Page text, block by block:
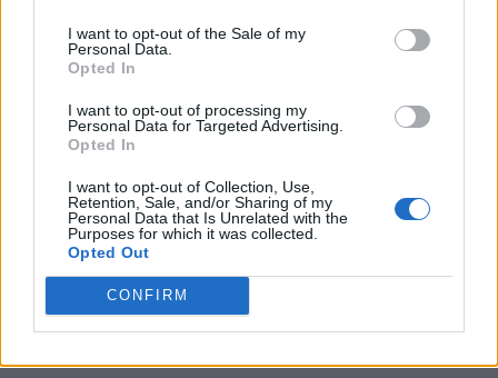
I want to opt-out of the Sale of my
Personal Data.
Opted In
I want to opt-out of processing my
Personal Data for Targeted Advertising.
Opted In
I want to opt-out of Collection, Use,
Retention, Sale, and/or Sharing of my
Personal Data that Is Unrelated with the
Purposes for which it was collected.
Opted Out
CONFIRM
Ricapitolando, ecco tutti i giorni di festa
previsti dalla Regione Puglia:
Lunedì 8 dicembre 2025(fine
settimana di tre giorni)
Vacanze di Natale: dal 22 dicembre al
6 gennaio 2026
Vacanze di Pasqua
aprile 2026